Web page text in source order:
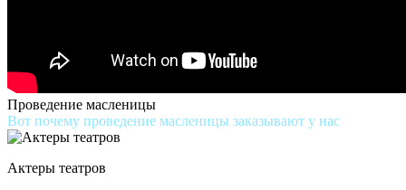
Проведение масленицы
Вот почему проведение масленицы заказывают у нас
Актеры театров